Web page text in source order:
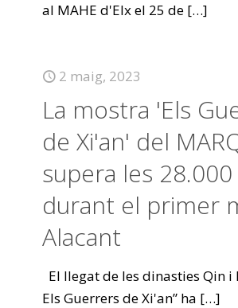
al MAHE d'Elx el 25 de […]
2 maig, 2023
La mostra 'Els
de Xi'an' del
supera les
durant el primer
Alacant
El llegat de les dinasties Qin i
Els Guerrers de Xi'an” ha […]